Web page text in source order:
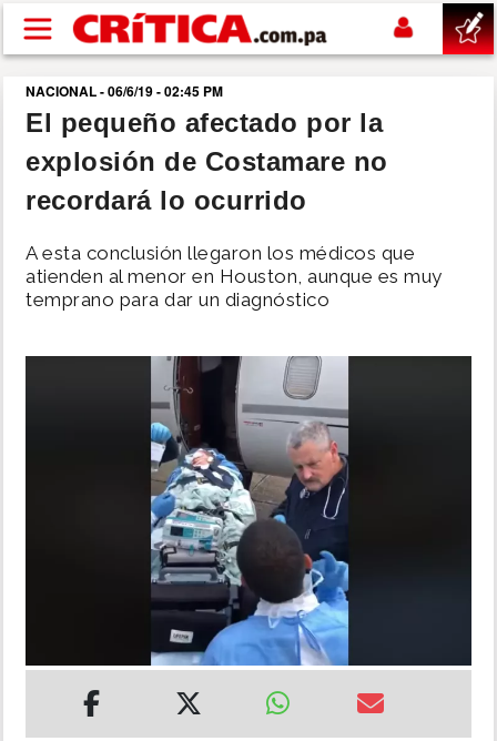
Pasar al contenido principal
buscar
SUCESOS
POLÍTICA
IMPRESO
NACIONAL - 06/6/19 - 02:45 PM
El pequeño afectado por la
explosión de Costamare no
recordará lo ocurrido
A esta conclusión llegaron los médicos que
atienden al menor en Houston, aunque es muy
temprano para dar un diagnóstico